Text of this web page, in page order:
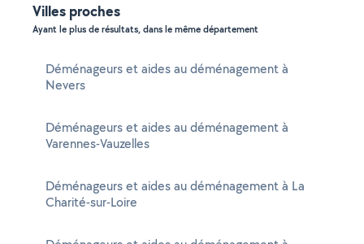
Villes proches
Ayant le plus de résultats, dans le même département
Déménageurs et aides au déménagement à
Nevers
Déménageurs et aides au déménagement à
Varennes-Vauzelles
Déménageurs et aides au déménagement à La
Charité-sur-Loire